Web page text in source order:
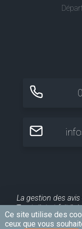
Ce site utilise des
ceux que vous
La gestion des
Trustpilot et fait
publiés pour